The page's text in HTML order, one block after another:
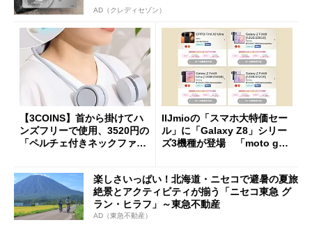
AD（クレディセゾン）
【3COINS】首から掛けてハ
ンズフリーで使用、3520円の
「ペルチェ付きネックファ
IIJmioの「スマホ大特価セー
ル」に「Galaxy Z8」シリー
ズ3機種が登場 「moto g37
楽しさいっぱい！北海道・ニセコで避暑の夏旅
絶景とアクティビティが揃う「ニセコ東急 グ
ラン・ヒラフ」～東急不動産
AD（東急不動産）